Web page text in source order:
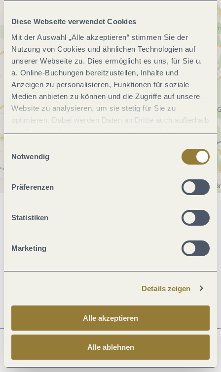
Diese Webseite verwendet Cookies
Mit der Auswahl „Alle akzeptieren“ stimmen Sie der
Nutzung von Cookies und ähnlichen Technologien auf
unserer Webseite zu. Dies ermöglicht es uns, für Sie u.
a. Online-Buchungen bereitzustellen, Inhalte und
Anzeigen zu personalisieren, Funktionen für soziale
Medien anbieten zu können und die Zugriffe auf unsere
Website zu analysieren, um sie stetig für Sie zu
optimieren. Dabei werden Daten an Dritte auch außerhalb
der Europäischen Union weitergegeben und dort
jederzeit widerrufen werden. Mit der Auswahl "Alle
ablehnen" kann es zu Beeinträchtigungen in der Nutzung
Notwendig
Präferenzen
Statistiken
Marketing
Details zeigen
Alle akzeptieren
Alle ablehnen
Allgemeine Informationen
Öffnungszeiten
Was möchtest du als nächstes tun?